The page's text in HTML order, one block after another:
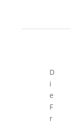
D
i
e
F
r